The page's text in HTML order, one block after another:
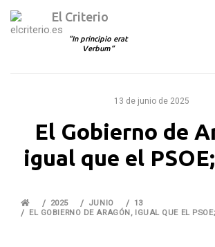
El Criterio
In principio erat
Verbum
13 de junio de 2025
El Gobierno de
igual que el
2025 JUNIO
13
EL GOBIERNO DE ARAGÓN, IGUAL QUE EL